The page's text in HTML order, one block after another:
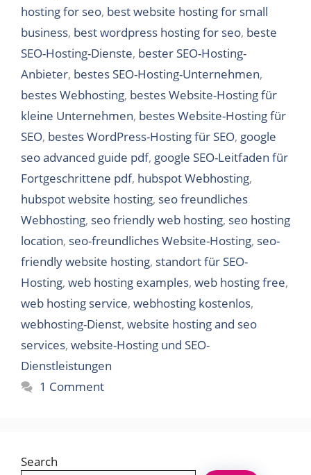
hosting for seo, best website hosting for small
business, best wordpress hosting for seo, beste
SEO-Hosting-Dienste, bester SEO-Hosting-
Anbieter, bestes SEO-Hosting-Unternehmen,
bestes Webhosting, bestes Website-Hosting für
kleine Unternehmen, bestes Website-Hosting für
SEO, bestes WordPress-Hosting für SEO, google
seo advanced guide pdf, google SEO-Leitfaden für
Fortgeschrittene pdf, hubspot Webhosting,
hubspot website hosting, seo freundliches
Webhosting, seo friendly web hosting, seo hosting
location, seo-freundliches Website-Hosting, seo-
friendly website hosting, standort für SEO-
Hosting, web hosting examples, web hosting free,
web hosting service, webhosting kostenlos,
webhosting-Dienst, website hosting and seo
services, website-Hosting und SEO-
Dienstleistungen
1 Comment
Search